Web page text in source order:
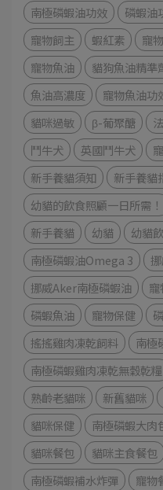
南極磷蝦油功效
磷蝦油
寵物飼主
蝦紅素 寵
寵物魚油
貓狗魚油精準
魚油高濃度
寵物魚油功
貓咪過敏
β-葡聚醣
鬥牛犬
英國鬥牛犬
新手養貓須知
新手養貓
幼貓的飲食照顧一日所需！
新手養貓
幼貓 幼貓
南極磷蝦油Omega 3
挪威Aker南極磷蝦油
磷蝦魚油
寵物保健
搖搖雞肉凍乾飼料
南極
南極磷蝦雞肉凍乾無穀乾糧
熟齡老貓咪
新舊貓咪
貓咪保健
南極磷蝦大肉
貓咪餐包
貓咪主食餐包
南極磷蝦補水炸彈
寵物